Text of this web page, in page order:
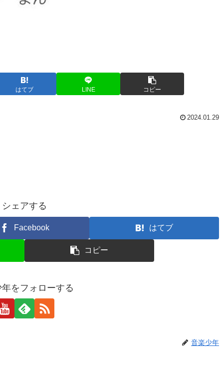
はてブ LINE コピー
2024.01.29
シェアする
Facebook はてブ
コピー
をフォローする
音楽少年